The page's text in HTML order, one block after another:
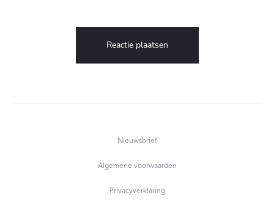
Nieuwsbrief
Algemene voorwaarden
Privacyverklaring